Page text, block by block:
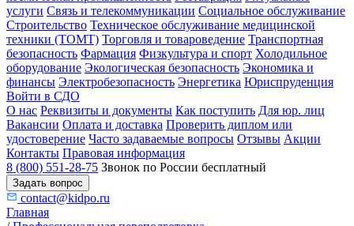
услуги Связь и телекоммуникации Социальное обслуживание
Строительство Техническое обслуживание медицинской
техники (ТОМТ) Торговля и товароведение Транспортная
безопасность Фармация Физкультура и спорт Холодильное
оборудование Экологическая безопасность Экономика и
финансы Электробезопасность Энергетика Юриспруденция
Войти в СДО
О нас Реквизиты и документы Как поступить Для юр. лиц
Вакансии Оплата и доставка Проверить диплом или
удостоверение Часто задаваемые вопросы Отзывы Акции
Контакты Правовая информация
8 (800) 551-28-75 Звонок по России бесплатный
Задать вопрос
contact@kidpo.ru
Главная